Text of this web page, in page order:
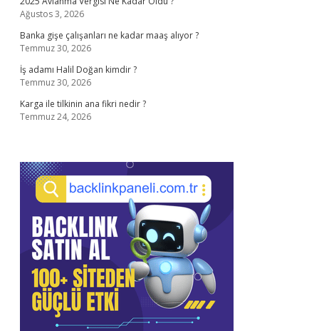
Ağustos 3, 2026
Banka gişe çalışanları ne kadar maaş alıyor ?
Temmuz 30, 2026
İş adamı Halil Doğan kimdir ?
Temmuz 30, 2026
Karga ile tilkinin ana fikri nedir ?
Temmuz 24, 2026